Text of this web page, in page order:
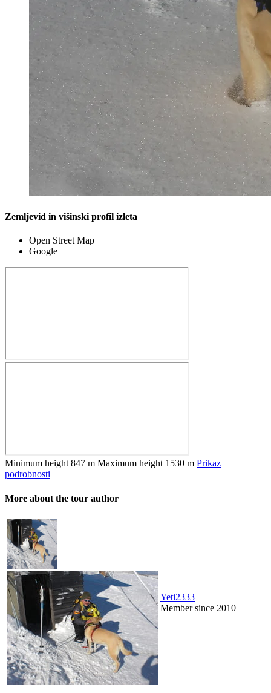
Zemljevid in višinski profil izleta
Open Street Map
Google
Minimum height 847 m Maximum height 1530 m Prikaz
podrobnosti
More about the tour author
Yeti2333
Member since 2010